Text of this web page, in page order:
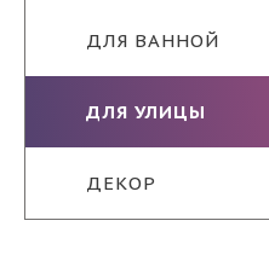
ДЛЯ ВАННОЙ
ДЛЯ УЛИЦЫ
ДЕКОР